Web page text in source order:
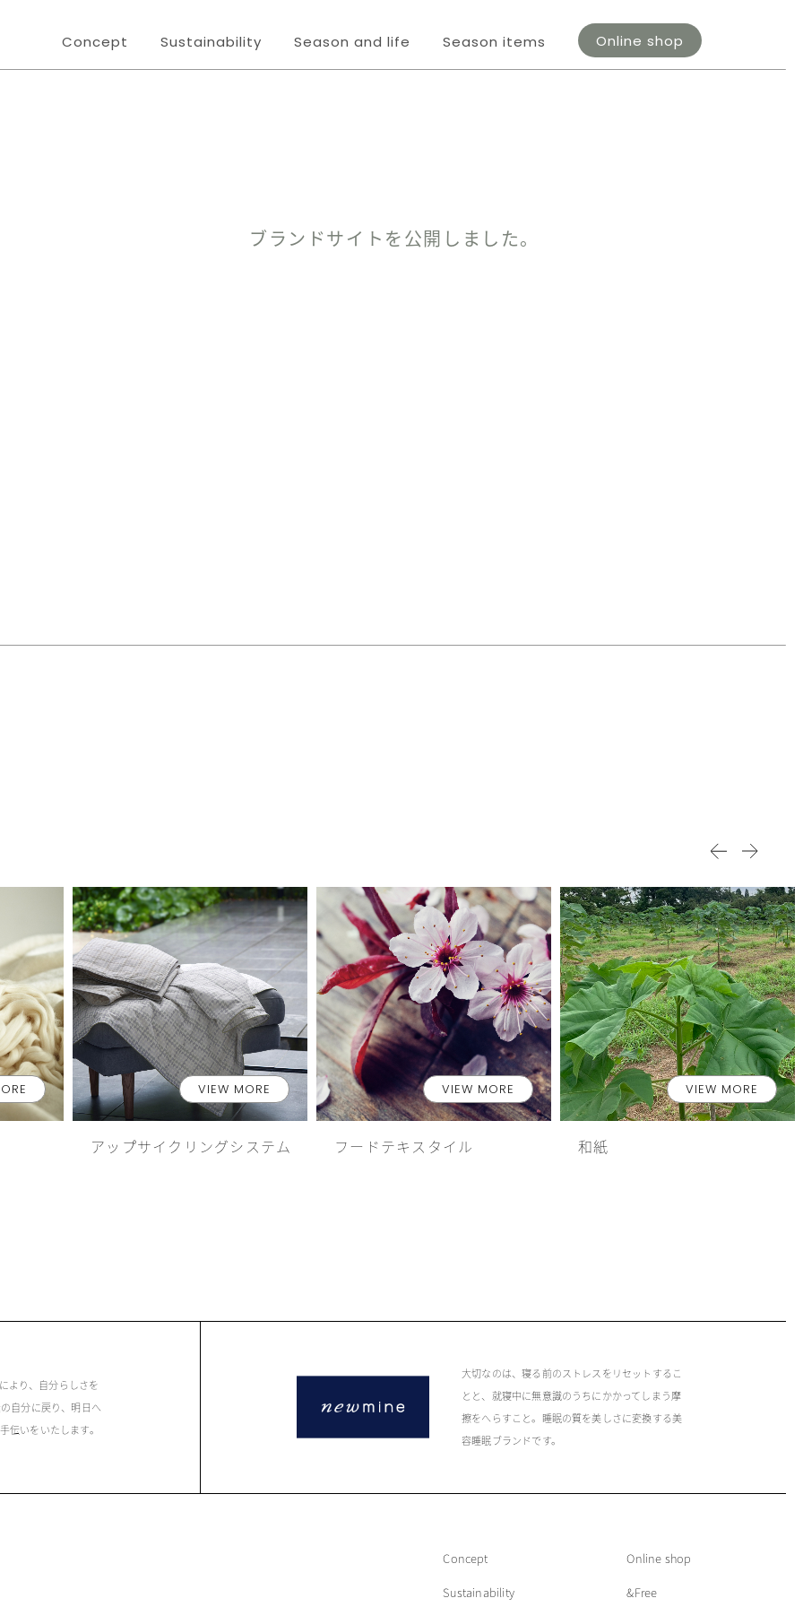
Concept Sustainability Season and life Season items Online shop
ブランドサイトを公開しました。
VIEW MORE
アップサイクリングシステム
VIEW MORE
フードテキスタイル
VIEW MORE
和紙
より、自分らしさを
自分に戻り、明日へ
伝いをいたします。
大切なのは、寝る前のストレスをリセットするこ
とと、就寝中に無意識のうちにかかってしまう摩
擦をへらすこと。睡眠の質を美しさに変換する美
容睡眠ブランドです。
Concept
Online shop
Sustainability
&Free